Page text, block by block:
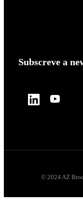
Subscreve a
© 2024 AZ